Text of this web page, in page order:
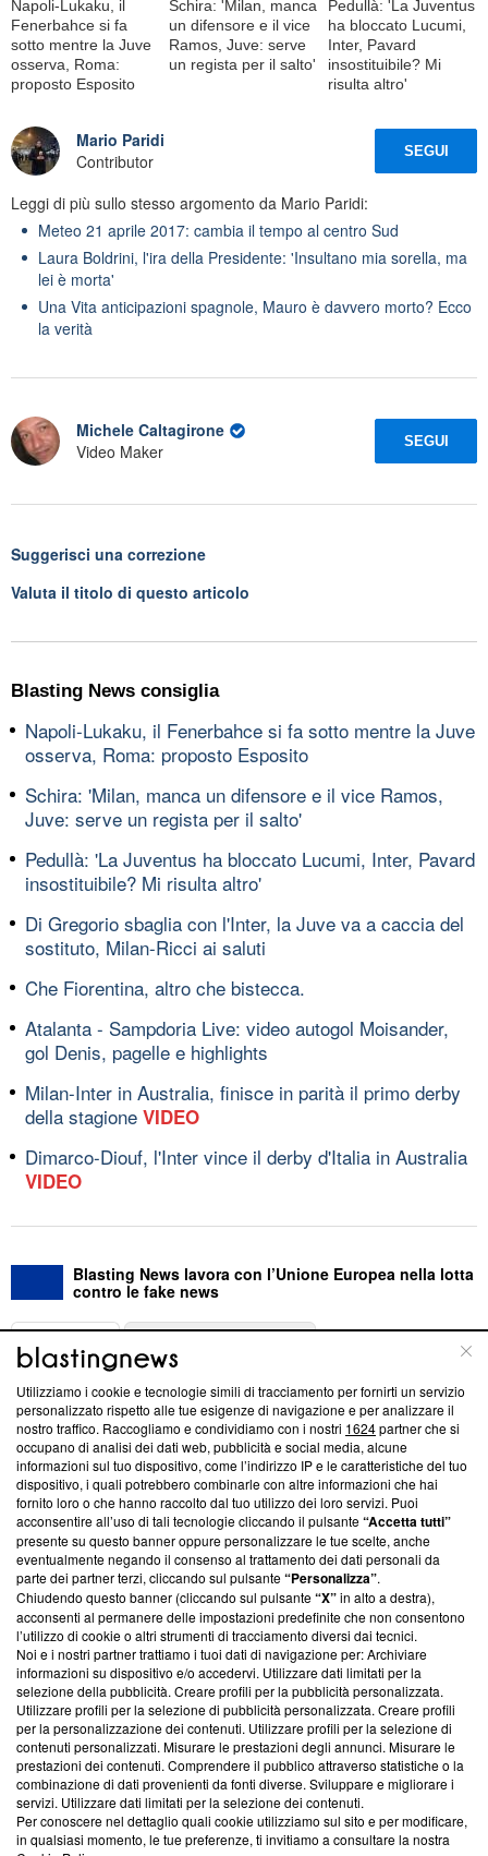
Napoli-Lukaku, il
Fenerbahce si fa
sotto mentre la Juve
osserva, Roma:
proposto Esposito
Schira: 'Milan, manca
un difensore e il vice
Ramos, Juve: serve
un regista per il salto'
Pedullà: 'La Juventus
ha bloccato Lucumi,
Inter, Pavard
insostituibile? Mi
risulta altro'
Mario Paridi
Contributor
SEGUI
Leggi di più sullo stesso argomento da Mario Paridi:
Meteo 21 aprile 2017: cambia il tempo al centro Sud
Laura Boldrini, l'ira della Presidente: 'Insultano mia sorella, ma
lei è morta'
Una Vita anticipazioni spagnole, Mauro è davvero morto? Ecco
la verità
Michele Caltagirone
Video Maker
SEGUI
Suggerisci una correzione
Valuta il titolo di questo articolo
Blasting News consiglia
Napoli-Lukaku, il Fenerbahce si fa sotto mentre la Juve
osserva, Roma: proposto Esposito
Schira: 'Milan, manca un difensore e il vice Ramos,
Juve: serve un regista per il salto'
Pedullà: 'La Juventus ha bloccato Lucumi, Inter, Pavard
insostituibile? Mi risulta altro'
Di Gregorio sbaglia con l'Inter, la Juve va a caccia del
sostituto, Milan-Ricci ai saluti
Che Fiorentina, altro che bistecca.
Atalanta - Sampdoria Live: video autogol Moisander,
gol Denis, pagelle e highlights
Milan-Inter in Australia, finisce in parità il primo derby
della stagione VIDEO
Dimarco-Diouf, l'Inter vince il derby d'Italia in Australia
VIDEO
Blasting News lavora con l’Unione Europea nella lotta
contro le fake news
ABOUT
Questa sezione offre informazioni trasparenti su Blasting
News, sui nostri processi editoriali e su come ci impegniamo a
creare news di qualità. Inoltre, afferma la nostra aderenza a
‘Trust Project - News with Integrity’Blasting News non è
ancora membro del programma, ma ha richiesto di farne
parte; Trust Project non ha ancora effettuato una verifica di
conformità agli standard.
Su di noi
Team editoriale
Corporate
Redazione
Informativa Privacy
Cookie Policy
Blasting SA, IDI CHE-247.845.224, Via Carlo Frasca, 3 - 6900
Lugano (Svizzera) Tel:+39 0690258937
Utilizziamo i cookie e tecnologie simili di tracciamento per fornirti un servizio
personalizzato rispetto alle tue esigenze di navigazione e per analizzare il
nostro traffico. Raccogliamo e condividiamo con i nostri 1624partner che si
occupano di analisi dei dati web, pubblicità e social media, alcune
informazioni sul tuo dispositivo, come l’indirizzo IP e le caratteristiche del tuo
dispositivo, i quali potrebbero combinarle con altre informazioni che hai
fornito loro o che hanno raccolto dal tuo utilizzo dei loro servizi. Puoi
acconsentire all’uso di tali tecnologie cliccando il pulsante“Accetta tutti”
presente su questo banner oppure personalizzare le tue scelte, anche
eventualmente negando il consenso al trattamento dei dati personali da
parte dei partner terzi, cliccando sul pulsante“Personalizza”.
Chiudendo questo banner (cliccando sul pulsante“X”in alto a destra),
acconsenti al permanere delle impostazioni predefinite che non consentono
l’utilizzo di cookie o altri strumenti di tracciamento diversi dai tecnici.
Noi e i nostri partner trattiamo i tuoi dati di navigazione per: Archiviare
informazioni su dispositivo e/o accedervi. Utilizzare dati limitati per la
selezione della pubblicità. Creare profili per la pubblicità personalizzata.
Utilizzare profili per la selezione di pubblicità personalizzata. Creare profili
per la personalizzazione dei contenuti. Utilizzare profili per la selezione di
contenuti personalizzati. Misurare le prestazioni degli annunci. Misurare le
prestazioni dei contenuti. Comprendere il pubblico attraverso statistiche o la
combinazione di dati provenienti da fonti diverse. Sviluppare e migliorare i
servizi. Utilizzare dati limitati per la selezione dei contenuti.
Per conoscere nel dettaglio quali cookie utilizziamo sul sito e per modificare,
in qualsiasi momento, le tue preferenze, ti invitiamo a consultare la nostra